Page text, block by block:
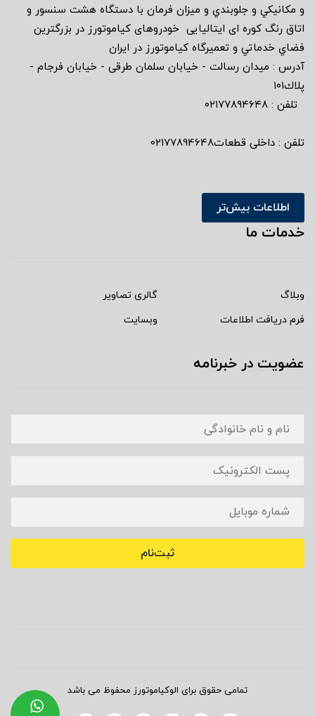
و مكانيكي و جلوبندي و ميزان فرمان با دستگاه هشت سنسور و
اتاق رنگ كوره اى ايتاليايى خودروهاى كياموتورز در بزرگترين
فضاي خدماتي و تعميرگاه كياموتورز در ايران
آدرس : ميدان رسالت - خيابان سلمان طرقى - خيابان فرجام -
پلاك١٠١
تلفن : ٠٢١٧٧٨٩٤٦٤٨
تلفن : داخلی قطعات02177894648
اطلاعات بیش‌تر
خدمات ما
وبلاگ
گالری تصاویر
فرم دریافت اطلاعات
وبسایت
عضویت در خبرنامه
ثبت‌نام
تمامی حقوق برای الوکیاموتورز محفوظ می باشد